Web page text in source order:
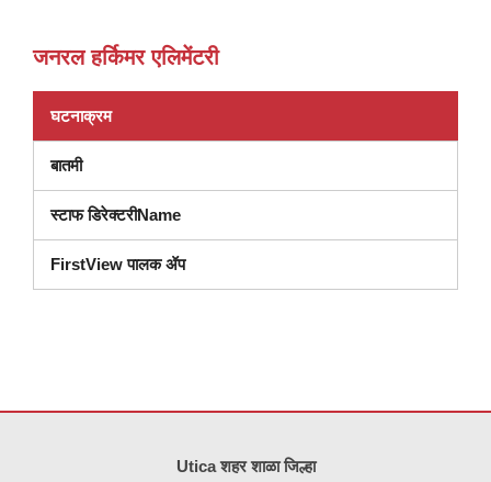
जनरल हर्किमर एलिमेंटरी
घटनाक्रम
बातमी
स्टाफ डिरेक्टरीName
FirstView पालक ॲप
Utica शहर शाळा जिल्हा